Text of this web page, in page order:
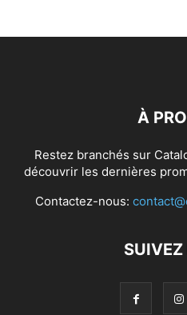
À
Restez branchés sur
découvrir les dernières
Contactez-nous: